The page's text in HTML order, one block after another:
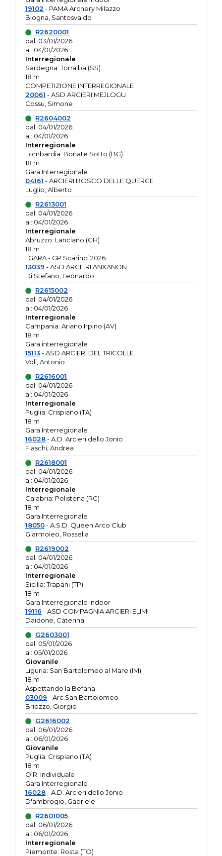
19102 - PAMA Archery Milazzo
Blogna, Santosvaldo
R2620001
dal: 03/01/2026
al: 04/01/2026
Interregionale
Sardegna: Torralba (SS)
18 m
COMPETIZIONE INTERREGIONALE
20061 - ASD ARCIERI MEJLOGU
Cossu, Simone
R2604002
dal: 04/01/2026
al: 04/01/2026
Interregionale
Lombardia: Bonate Sotto (BG)
18 m
Gara Interregionale
04161 - ARCIERI BOSCO DELLE QUERCE
Luglio, Alberto
R2613001
dal: 04/01/2026
al: 04/01/2026
Interregionale
Abruzzo: Lanciano (CH)
18 m
I GARA - GP Scarinci 2026
13039 - ASD ARCIERI ANXANON
Di Stefano, Leonardo
R2615002
dal: 04/01/2026
al: 04/01/2026
Interregionale
Campania: Ariano Irpino (AV)
18 m
Gara interregionale
15113- ASD ARCIERI DEL TRICOLLE
Voli, Antonio
R2616001
dal: 04/01/2026
al: 04/01/2026
Interregionale
Puglia: Crispiano (TA)
18 m
Gara Interregionale
16028- A.D. Arcieri dello Jonio
Fiaschi, Andrea
R2618001
dal: 04/01/2026
al: 04/01/2026
Interregionale
Calabria: Polistena (RC)
18 m
Gara Interregionale
18050- A.S.D. Queen Arco Club
Giarmoleo, Rossella
R2619002
dal: 04/01/2026
al: 04/01/2026
Interregionale
Sicilia: Trapani (TP)
18 m
Gara Interregionale indoor
19116 - ASD COMPAGNIA ARCIERI ELIMI
Daidone, Caterina
G2603001
dal: 05/01/2026
al: 05/01/2026
Giovanile
Liguria: San Bartolomeo al Mare (IM)
18 m
Aspettando la Befana
03009 - Arc.San Bartolomeo
Briozzo, Giorgio
G2616002
dal: 06/01/2026
al: 06/01/2026
Giovanile
Puglia: Crispiano (TA)
18 m
O.R. Individuale
Gara Interregionale
16028- A.D. Arcieri dello Jonio
D'ambrogio, Gabriele
R2601005
dal: 06/01/2026
al: 06/01/2026
Interregionale
Piemonte: Rosta (TO)